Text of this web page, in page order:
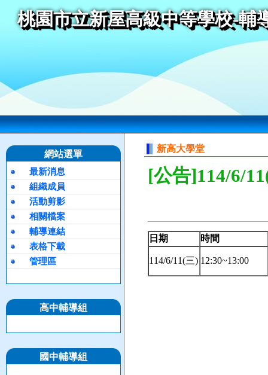
桃園市立新屋高級中等學校-輔
網站選單
最新消息
組織成員
活動剪影
相關檔案
輔導連結
表格下載
管理區
高中輔導組
國中輔導組
新高大學堂
[公告]114/6/
日期 時間
114/6/11(三) 12:30~13:00